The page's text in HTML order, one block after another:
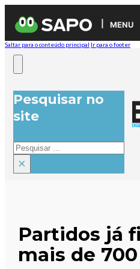
MENU
Saltar para o conteúdo principal Ir para o footer
Pesquisar no
site
Pesquisar
×
Partidos já
mais de 700